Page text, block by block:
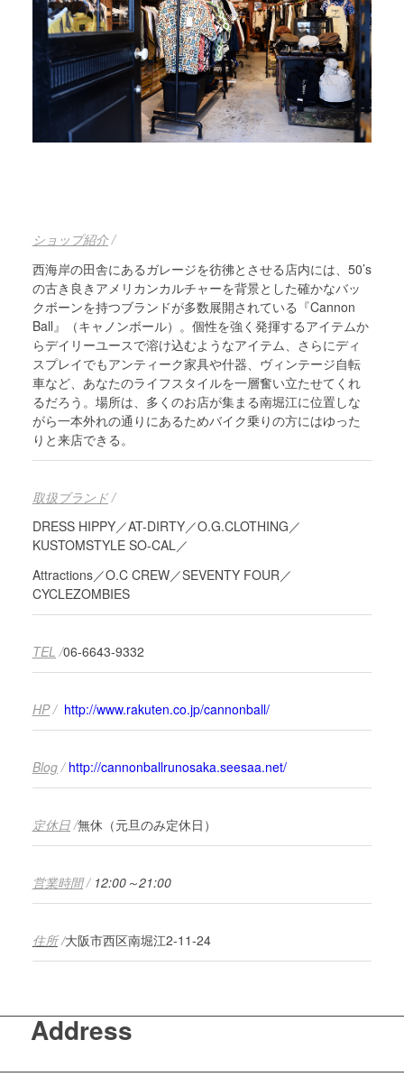
ショップ紹介/
西海岸の田舎にあるガレージを彷彿とさせる店内には、50’s
の古き良きアメリカンカルチャーを背景とした確かなバッ
クボーンを持つブランドが多数展開されている『Cannon
Ball』（キャノンボール）。個性を強く発揮するアイテムか
らデイリーユースで溶け込むようなアイテム、さらにディ
スプレイでもアンティーク家具や什器、ヴィンテージ自転
車など、あなたのライフスタイルを一層奮い立たせてくれ
るだろう。場所は、多くのお店が集まる南堀江に位置しな
がら一本外れの通りにあるためバイク乗りの方にはゆった
りと来店できる。
取扱ブランド/
DRESS HIPPY／AT-DIRTY／O.G.CLOTHING／
KUSTOMSTYLE SO-CAL／
Attractions／O.C CREW／SEVENTY FOUR／
CYCLEZOMBIES
TEL /06-6643-9332
HP/ http://www.rakuten.co.jp/cannonball/
Blog/ http://cannonballrunosaka.seesaa.net/
定休日/無休（元旦のみ定休日）
営業時間/ 12:00～21:00
住所/大阪市西区南堀江2-11-24
Address